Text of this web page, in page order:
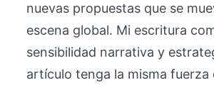
nuevas propuestas que se
escena global. Mi escritura
sensibilidad narrativa y
artículo tenga la misma fuerza